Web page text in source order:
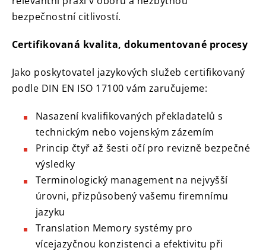
bezpečnostní citlivostí.
Certifikovaná kvalita, dokumentované procesy
Jako poskytovatel jazykových služeb certifikovaný
podle DIN EN ISO 17100 vám zaručujeme:
Nasazení kvalifikovaných překladatelů s
technickým nebo vojenským zázemím
Princip čtyř až šesti očí pro revizně bezpečné
výsledky
Terminologický management na nejvyšší
úrovni, přizpůsobený vašemu firemnímu
jazyku
Translation Memory systémy pro
vícejazyčnou konzistenci a efektivitu při